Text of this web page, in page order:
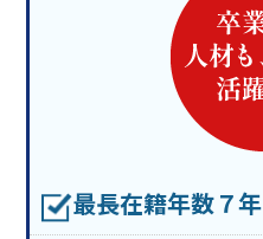
最長在籍年数７年